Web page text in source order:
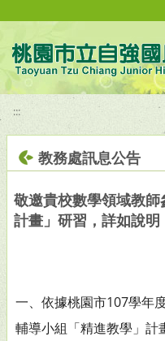
:::
教務處訊息公告
敬邀貴校數學領域教
計畫」研習，詳如說
一、依據桃園市107學年
輔導小組「精進教學」計